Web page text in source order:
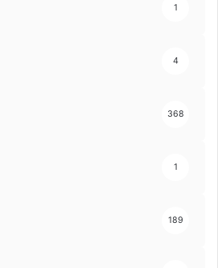
1
4
368
1
189